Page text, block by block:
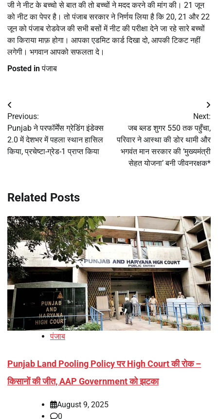
जी ने नीट के बच्चो से बात की तो बच्चों ने मदद करने की मांग की। 21 जून
को नीट का पेपर है। तो पंजाब सरकार ने निर्णय लिया है कि 20, 21 और 22
जून को पंजाब रोडवेज की सभी बसों में नीट की परीक्षा देने जा रहे सारे बच्चों
का किराया माफ़ होगा। आपका एडमिट कार्ड दिखा दो, आपकी टिकट नहीं
लगेगी। भगवान आपको सफलता दे।
Posted inपंजाब
Post
navigation
Previous:
Punjab ने परफॉर्मेंस ग्रेडिंग इंडेक्स
2.0 में देशभर में पहला स्थान हासिल
किया, प्रचेष्टा-ग्रेड-1 प्राप्त किया
Next:
जब ब्लड शुगर 550 तक पहुँचा,
परिवार ने आस्था की डोर थामी और
भगवंत मान सरकार की ‘मुख्यमंत्री
सेहत योजना’ बनी जीवनरक्षक*
Related Posts
पंजाब
Punjab Land Pooling Policy पर High Court की रोक –
किसानों की जीत, AAP Government को झटका
August 9, 2025
0